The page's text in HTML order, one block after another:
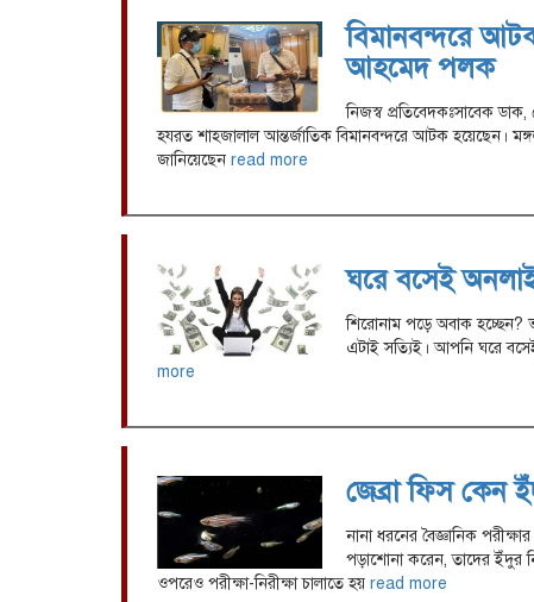
বিমানবন্দরে
আহমেদ পলক
নিজস্ব প্রতিবেদকঃসাবেক
হযরত শাহজালাল আন্তর্জাতিক বিমানবন্দরে আটক হয়েছেন।
জানিয়েছেন read more
ঘরে বসেই
শিরোনাম পড়ে অবাক হচ্ছেন?
এটাই সত্যিই। আপনি ঘরে
more
জেব্রা ফিস কেন
নানা ধরনের বৈজ্ঞানিক
পড়াশোনা করেন, তাদের ইঁদুর
ওপরেও পরীক্ষা-নিরীক্ষা চালাতে হয় read more